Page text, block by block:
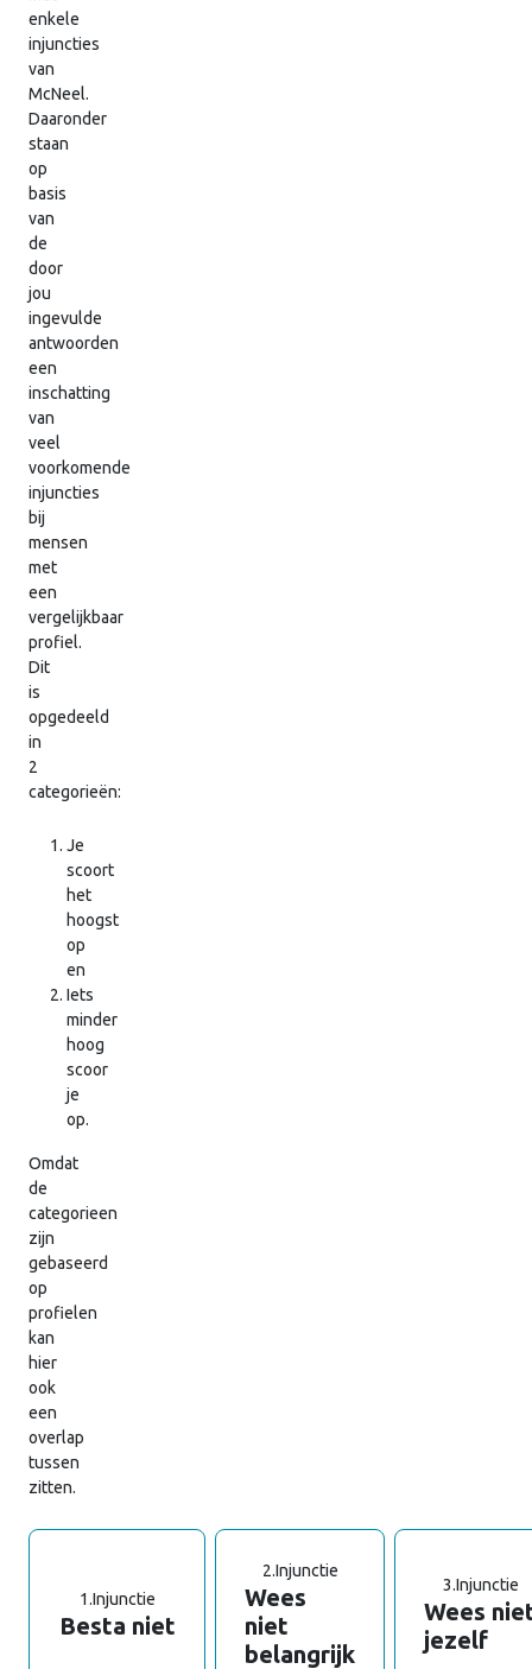
enkele
injuncties
van
McNeel.
Daaronder
staan
op
basis
van
de
door
jou
ingevulde
antwoorden
een
inschatting
van
veel
voorkomende
injuncties
bij
mensen
met
een
vergelijkbaar
profiel.
Dit
is
opgedeeld
in
2
categorieën:
Je
scoort
het
hoogst
op
en
Iets
minder
hoog
scoor
je
op.
Omdat
de
categorieen
zijn
gebaseerd
op
profielen
kan
hier
ook
een
overlap
tussen
zitten.
1.Injunctie
Besta niet
2.Injunctie
Wees
niet
belangrijk
3.Injunctie
Wees
jezelf